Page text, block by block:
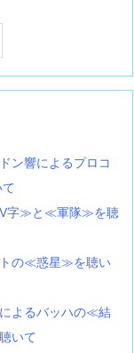
ン響によるプロコ
字≫と≪軍隊≫を聴
トの≪惑星≫を聴い
よるバッハの≪結
いて